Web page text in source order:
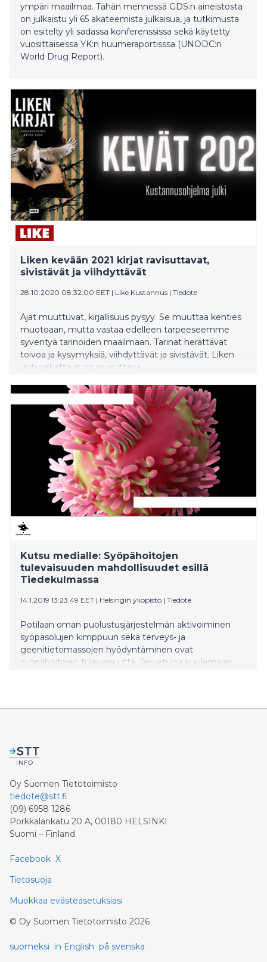
ympäri maailmaa. Tähän mennessä GDS:n aineistosta
on julkaistu yli 65 akateemista julkaisua, ja tutkimusta
on esitelty yli sadassa konferenssissa sekä käytetty
vuosittaisessa YK:n huumeraportisssa (UNODC:n
World Drug Report).
Liken kevään 2021 kirjat ravisuttavat,
sivistävät ja viihdyttävät
28.10.2020 08:32:00 EET | Like Kustannus | Tiedote
Ajat muuttuvat, kirjallisuus pysyy. Se muuttaa kenties
muotoaan, mutta vastaa edelleen tarpeeseemme
syventyä tarinoiden maailmaan. Tarinat herättävät
toivoa ja kysymyksiä, viihdyttävät ja sivistävät. Liken
uutuuskattaus on ravisuttava
Kutsu medialle: Syöpähoitojen
tulevaisuuden mahdollisuudet esillä
Tiedekulmassa
14.1.2019 13:23:49 EET | Helsingin yliopisto | Tiedote
Potilaan oman puolustusjärjestelmän aktivoiminen
syöpäsolujen kimppuun sekä terveys- ja
geenitietomassojen hyödyntäminen ovat
syöpähoitojen tulevaisuutta. Tervetuloa kuulemaan
tutkimusta.
Oy Suomen Tietotoimisto
tiedote@stt.fi
(09) 6958 1286
Porkkalankatu 20 A, 00180 HELSINKI
Suomi – Finland
Facebook X
Tietosuoja
Muokkaa evästeasetuksiasi
© Oy Suomen Tietotoimisto 2026
suomeksi in English på svenska